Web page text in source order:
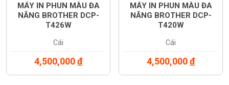
MÁY IN PHUN MÀU ĐA
NĂNG BROTHER DCP-
T426W
Cái
4,500,000đ
MÁY IN PHUN MÀU ĐA
NĂNG BROTHER DCP-
T420W
Cái
4,500,000đ